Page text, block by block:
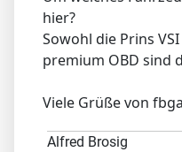
hier?
Sowohl die Prins
premium OBD sind
Viele Grüße von
Alfred Brosig